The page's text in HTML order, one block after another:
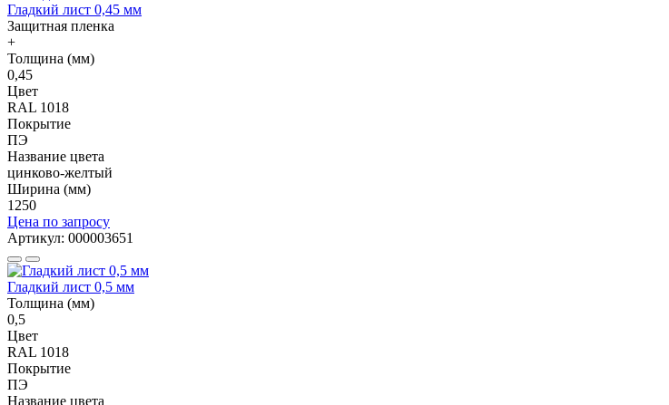
Гладкий лист 0,45 мм
Защитная пленка
+
Толщина (мм)
0,45
Цвет
RAL 1018
Покрытие
ПЭ
Название цвета
цинково-желтый
Ширина (мм)
1250
Цена по запросу
Артикул: 000003651
Гладкий лист 0,5 мм
Толщина (мм)
0,5
Цвет
RAL 1018
Покрытие
ПЭ
Название цвета